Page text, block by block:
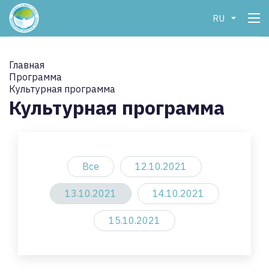
RU
Главная
Программа
Культурная программа
Культурная программа
Все 12.10.2021
13.10.2021 14.10.2021
15.10.2021